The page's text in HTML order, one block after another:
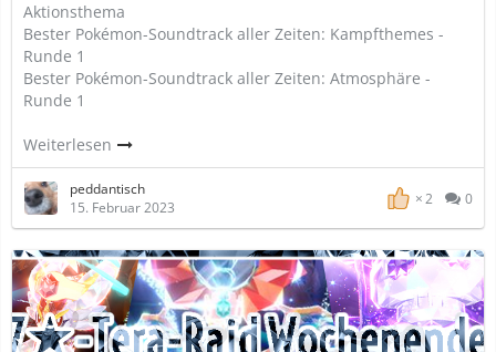
Aktionsthema
Bester Pokémon-Soundtrack aller Zeiten: Kampfthemes -
Runde 1
Bester Pokémon-Soundtrack aller Zeiten: Atmosphäre -
Runde 1
Weiterlesen
peddantisch
15. Februar 2023
2 0